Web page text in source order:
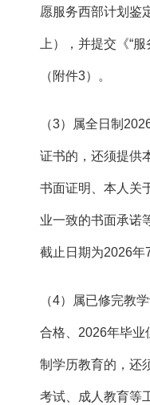
愿服务西部计划鉴
上），并提交《“
（附件3）。
（3）属全日制
证书的，还须提供
书面证明、本人关
业一致的书面承诺
截止日期为2026年
（4）属已修完教
合格、2026年毕业
制学历教育的，还
考试、成人教育等